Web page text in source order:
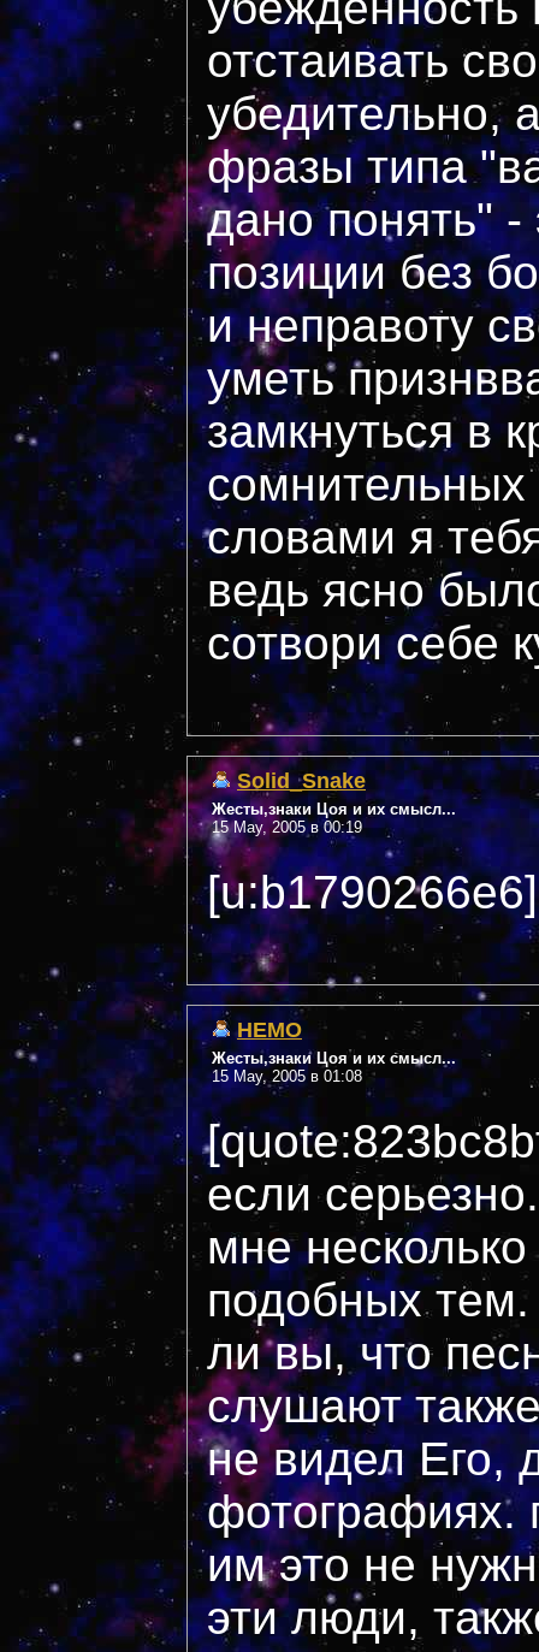
отстаивать
убедительно,
фразы типа
дано понять" -
позиции без
и неправоту
уметь
замкнуться в
словами я
ведь ясно
сотвори себе
Solid_Snake
Жесты,знаки Цоя и их смысл...
15 May, 2005 в 00:19
НЕМО
Жесты,знаки Цоя и их смысл...
15 May, 2005 в 01:08
если серьезно.
мне
подобных
ли вы, что
слушают
не видел Его,
фотографиях.
им это не
эти люди,